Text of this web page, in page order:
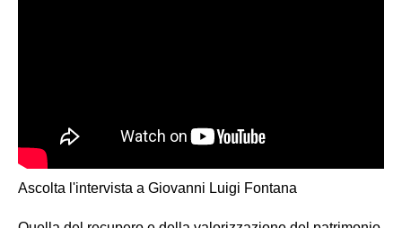
Ascolta l'intervista a Giovanni Luigi Fontana